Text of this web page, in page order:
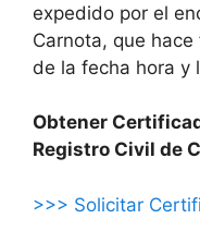
expedido por el
Carnota, que
de la fecha hora y
Obtener
Registro Civil de
>>> Solicitar